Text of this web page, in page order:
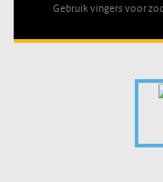
Gebruik vingers voor